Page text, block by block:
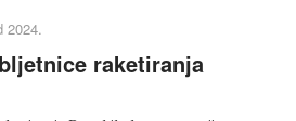
2024.
raketiranja